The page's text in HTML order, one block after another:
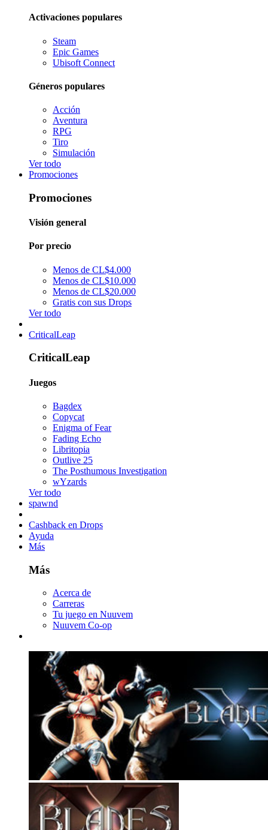
Activaciones populares
Steam
Epic Games
Ubisoft Connect
Géneros populares
Acción
Aventura
RPG
Tiro
Simulación
Ver todo
Promociones
Promociones
Visión general
Por precio
Menos de CL$4.000
Menos de CL$10.000
Menos de CL$20.000
Gratis con sus Drops
Ver todo
CriticalLeap
CriticalLeap
Juegos
Bagdex
Copycat
Enigma of Fear
Fading Echo
Libritopia
Outlive 25
The Posthumous Investigation
wYzards
Ver todo
spawnd
Cashback en Drops
Ayuda
Más
Más
Acerca de
Carreras
Tu juego en Nuuvem
Nuuvem Co-op